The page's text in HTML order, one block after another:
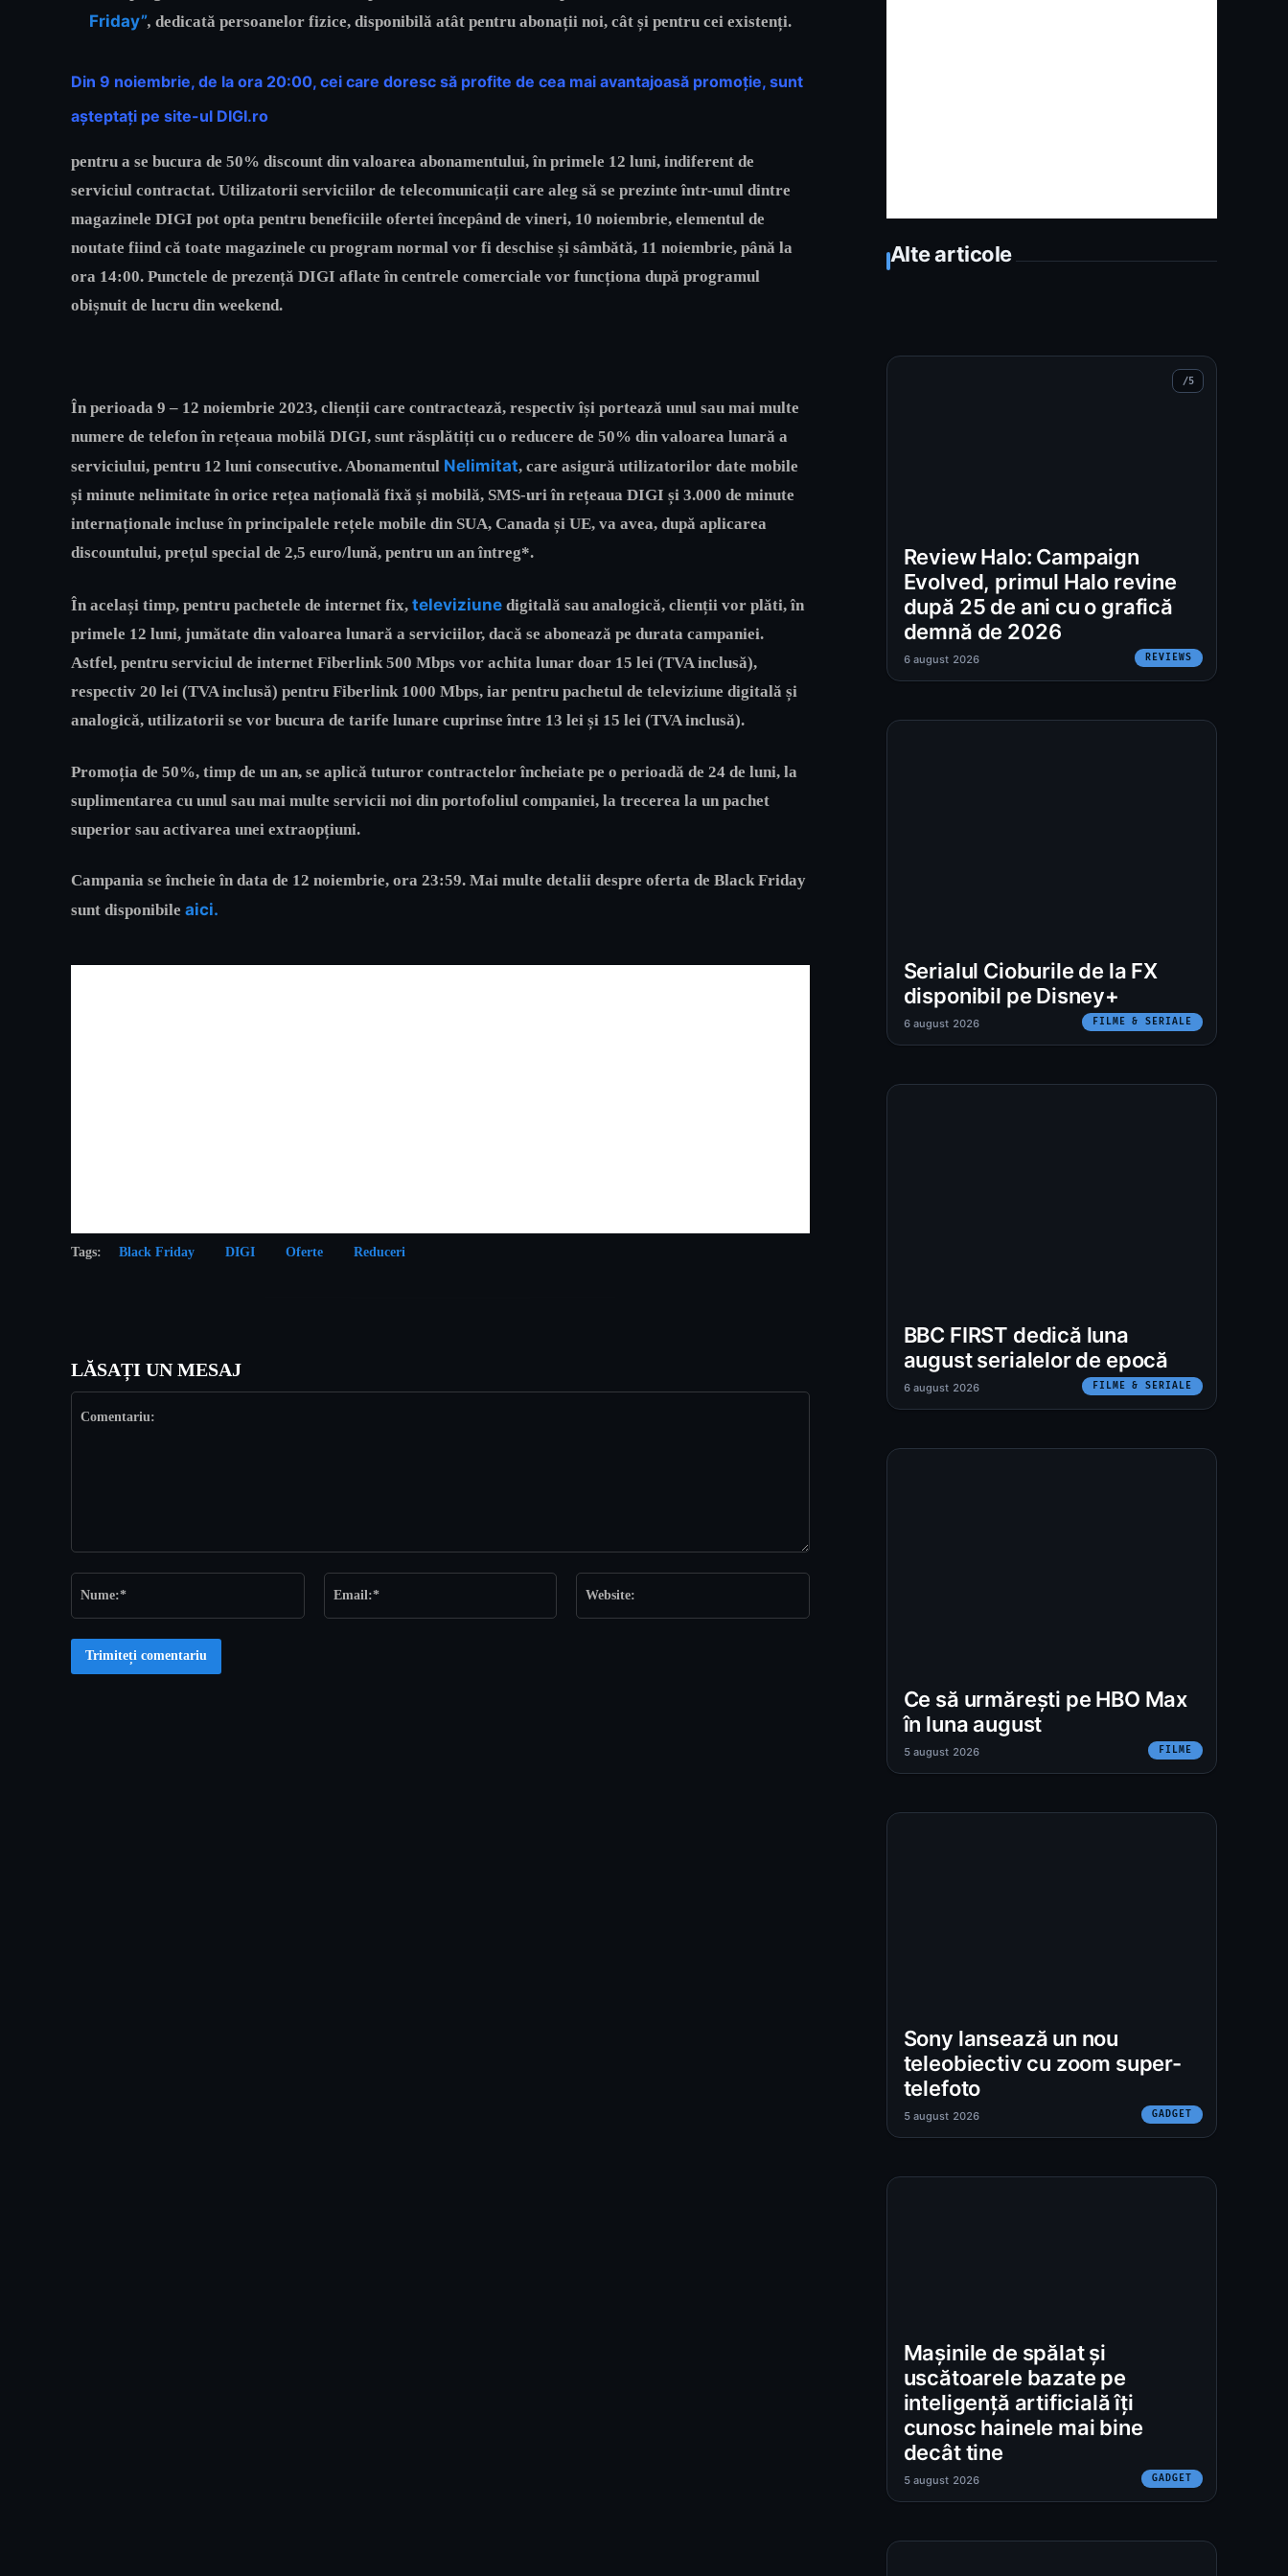
Friday”, dedicată persoanelor fizice, disponibilă atât pentru abonații noi, cât și pentru cei existenți.
Din 9 noiembrie, de la ora 20:00, cei care doresc să profite de cea mai avantajoasă promoție, sunt
așteptați pe site-ul DIGI.ro
pentru a se bucura de 50% discount din valoarea abonamentului, în primele 12 luni, indiferent de
serviciul contractat. Utilizatorii serviciilor de telecomunicații care aleg să se prezinte într-unul dintre
magazinele DIGI pot opta pentru beneficiile ofertei începând de vineri, 10 noiembrie, elementul de
noutate fiind că toate magazinele cu program normal vor fi deschise și sâmbătă, 11 noiembrie, până la
ora 14:00. Punctele de prezență DIGI aflate în centrele comerciale vor funcționa după programul
obișnuit de lucru din weekend.
În perioada 9 – 12 noiembrie 2023, clienții care contractează, respectiv își portează unul sau mai multe
numere de telefon în rețeaua mobilă DIGI, sunt răsplătiți cu o reducere de 50% din valoarea lunară a
serviciului, pentru 12 luni consecutive. Abonamentul Nelimitat, care asigură utilizatorilor date mobile
și minute nelimitate în orice rețea națională fixă și mobilă, SMS-uri în rețeaua DIGI și 3.000 de minute
internaționale incluse în principalele rețele mobile din SUA, Canada și UE, va avea, după aplicarea
discountului, prețul special de 2,5 euro/lună, pentru un an întreg*.
În același timp, pentru pachetele de internet fix, televiziune digitală sau analogică, clienții vor plăti, în
primele 12 luni, jumătate din valoarea lunară a serviciilor, dacă se abonează pe durata campaniei.
Astfel, pentru serviciul de internet Fiberlink 500 Mbps vor achita lunar doar 15 lei (TVA inclusă),
respectiv 20 lei (TVA inclusă) pentru Fiberlink 1000 Mbps, iar pentru pachetul de televiziune digitală și
analogică, utilizatorii se vor bucura de tarife lunare cuprinse între 13 lei și 15 lei (TVA inclusă).
Promoția de 50%, timp de un an, se aplică tuturor contractelor încheiate pe o perioadă de 24 de luni, la
suplimentarea cu unul sau mai multe servicii noi din portofoliul companiei, la trecerea la un pachet
superior sau activarea unei extraopțiuni.
Campania se încheie în data de 12 noiembrie, ora 23:59. Mai multe detalii despre oferta de Black Friday
sunt disponibile aici.
Tags: Black Friday DIGI Oferte Reduceri
LĂSAȚI UN MESAJ
Alte articole
Review Halo: Campaign
Evolved, primul Halo revine
după 25 de ani cu o grafică
demnă de 2026
REVIEWS
6 august 2026
Serialul Cioburile de la FX
disponibil pe Disney+
FILME & SERIALE
6 august 2026
BBC FIRST dedică luna
august serialelor de epocă
FILME & SERIALE
6 august 2026
Ce să urmărești pe HBO Max
în luna august
FILME
5 august 2026
Sony lansează un nou
teleobiectiv cu zoom super-
telefoto
GADGET
5 august 2026
Mașinile de spălat și
uscătoarele bazate pe
inteligență artificială îți
cunosc hainele mai bine
decât tine
GADGET
5 august 2026